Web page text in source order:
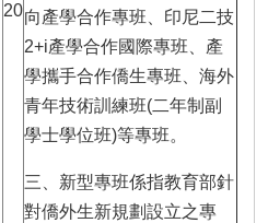
20向產學合作專班、印尼二技
2+i產學合作國際專班、產
學攜手合作僑生專班、海外
青年技術訓練班(二年制副
學士學位班)等專班。
三、新型專班係指教育部針
對僑外生新規劃設立之專